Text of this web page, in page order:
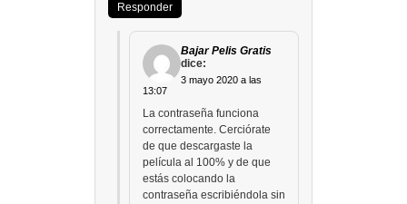
Responder
Bajar Pelis Gratis
dice:
3 mayo 2020 a las
13:07
La contraseña funciona
correctamente. Cerciórate
de que descargaste la
película al 100% y de que
estás colocando la
contraseña escribiéndola sin